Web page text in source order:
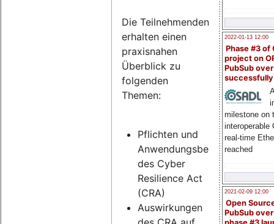
2022-01-13 12:00
Phase #3 of
project on
PubSub over
milestone on
interoperable
real-time
reached
2021-02-09 12:00
Open
PubSub
Die Teilnehmenden
erhalten einen
praxisnahen
Überblick zu
folgenden
Themen:
Pflichten und
Anwendungsbereich
des Cyber
Resilience Act
(CRA)
Auswirkungen